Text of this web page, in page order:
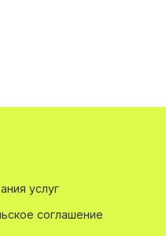
услуг
соглашение